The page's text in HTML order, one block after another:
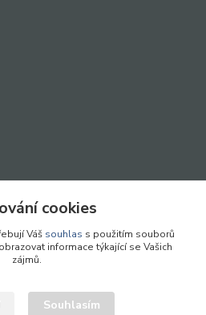
cookies
Váš souhlas s použitím souborů
informace týkající se Vašich
zájmů.
Souhlasím